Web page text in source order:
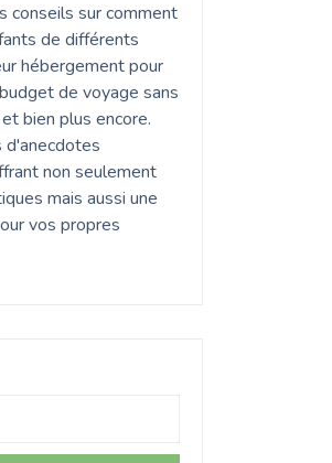
conseils sur comment
de différents
hébergement pour
de voyage sans
bien plus encore.
d'anecdotes
non seulement
mais aussi une
vos propres